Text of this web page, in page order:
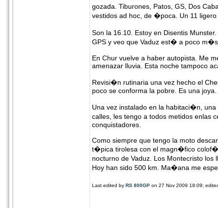
gozada. Tiburones, Patos, GS, Dos
vestidos ad hoc, de �poca. Un 11
Son la 16.10. Estoy en Disentis
GPS y veo que Vaduz est� a poco
En Chur vuelve a haber autopista. Me
amenazar lluvia. Esta noche tampoco
Revisi�n rutinaria una vez hecho el
poco se conforma la pobre. Es una joya.
Una vez instalado en la habitaci�n,
calles, les tengo a todos metidos
conquistadores.
Como siempre que tengo la moto
t�pica tirolesa con el magn�fico
nocturno de Vaduz. Los Montecristo
Hoy han sido 500 km. Ma�ana me
Last edited by RS 800GP on 27 Nov 2009 18:09;